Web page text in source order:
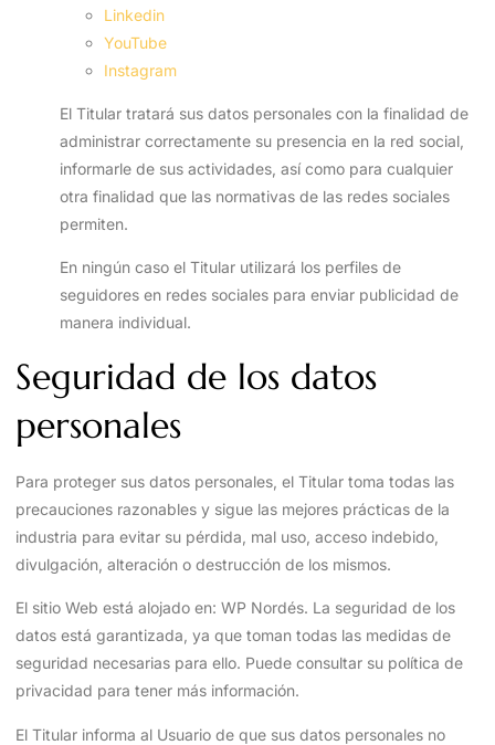
Linkedin
YouTube
Instagram
El Titular tratará sus datos personales con la finalidad de
administrar correctamente su presencia en la red social,
informarle de sus actividades, así como para cualquier
otra finalidad que las normativas de las redes sociales
permiten.
En ningún caso el Titular utilizará los perfiles de
seguidores en redes sociales para enviar publicidad de
manera individual.
Seguridad de los datos
personales
Para proteger sus datos personales, el Titular toma todas las
precauciones razonables y sigue las mejores prácticas de la
industria para evitar su pérdida, mal uso, acceso indebido,
divulgación, alteración o destrucción de los mismos.
El sitio Web está alojado en: WP Nordés. La seguridad de los
datos está garantizada, ya que toman todas las medidas de
seguridad necesarias para ello. Puede consultar su política de
privacidad para tener más información.
El Titular informa al Usuario de que sus datos personales no